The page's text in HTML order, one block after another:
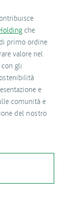
che
primo ordine
valore nel
gli
e
comunità e
del nostro